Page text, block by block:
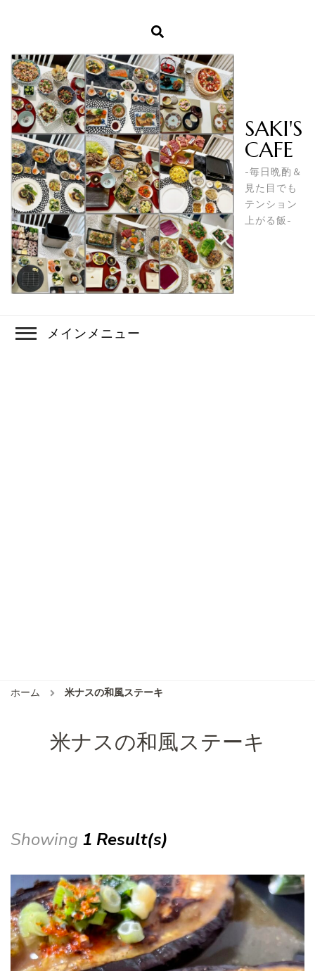
SAKI'S
CAFE
-毎日晩酌＆
見た目でも
テンション
上がる飯-
メインメニュー
ホーム 米ナスの和風ステーキ
米ナスの和風ステーキ
Showing 1 Result(s)